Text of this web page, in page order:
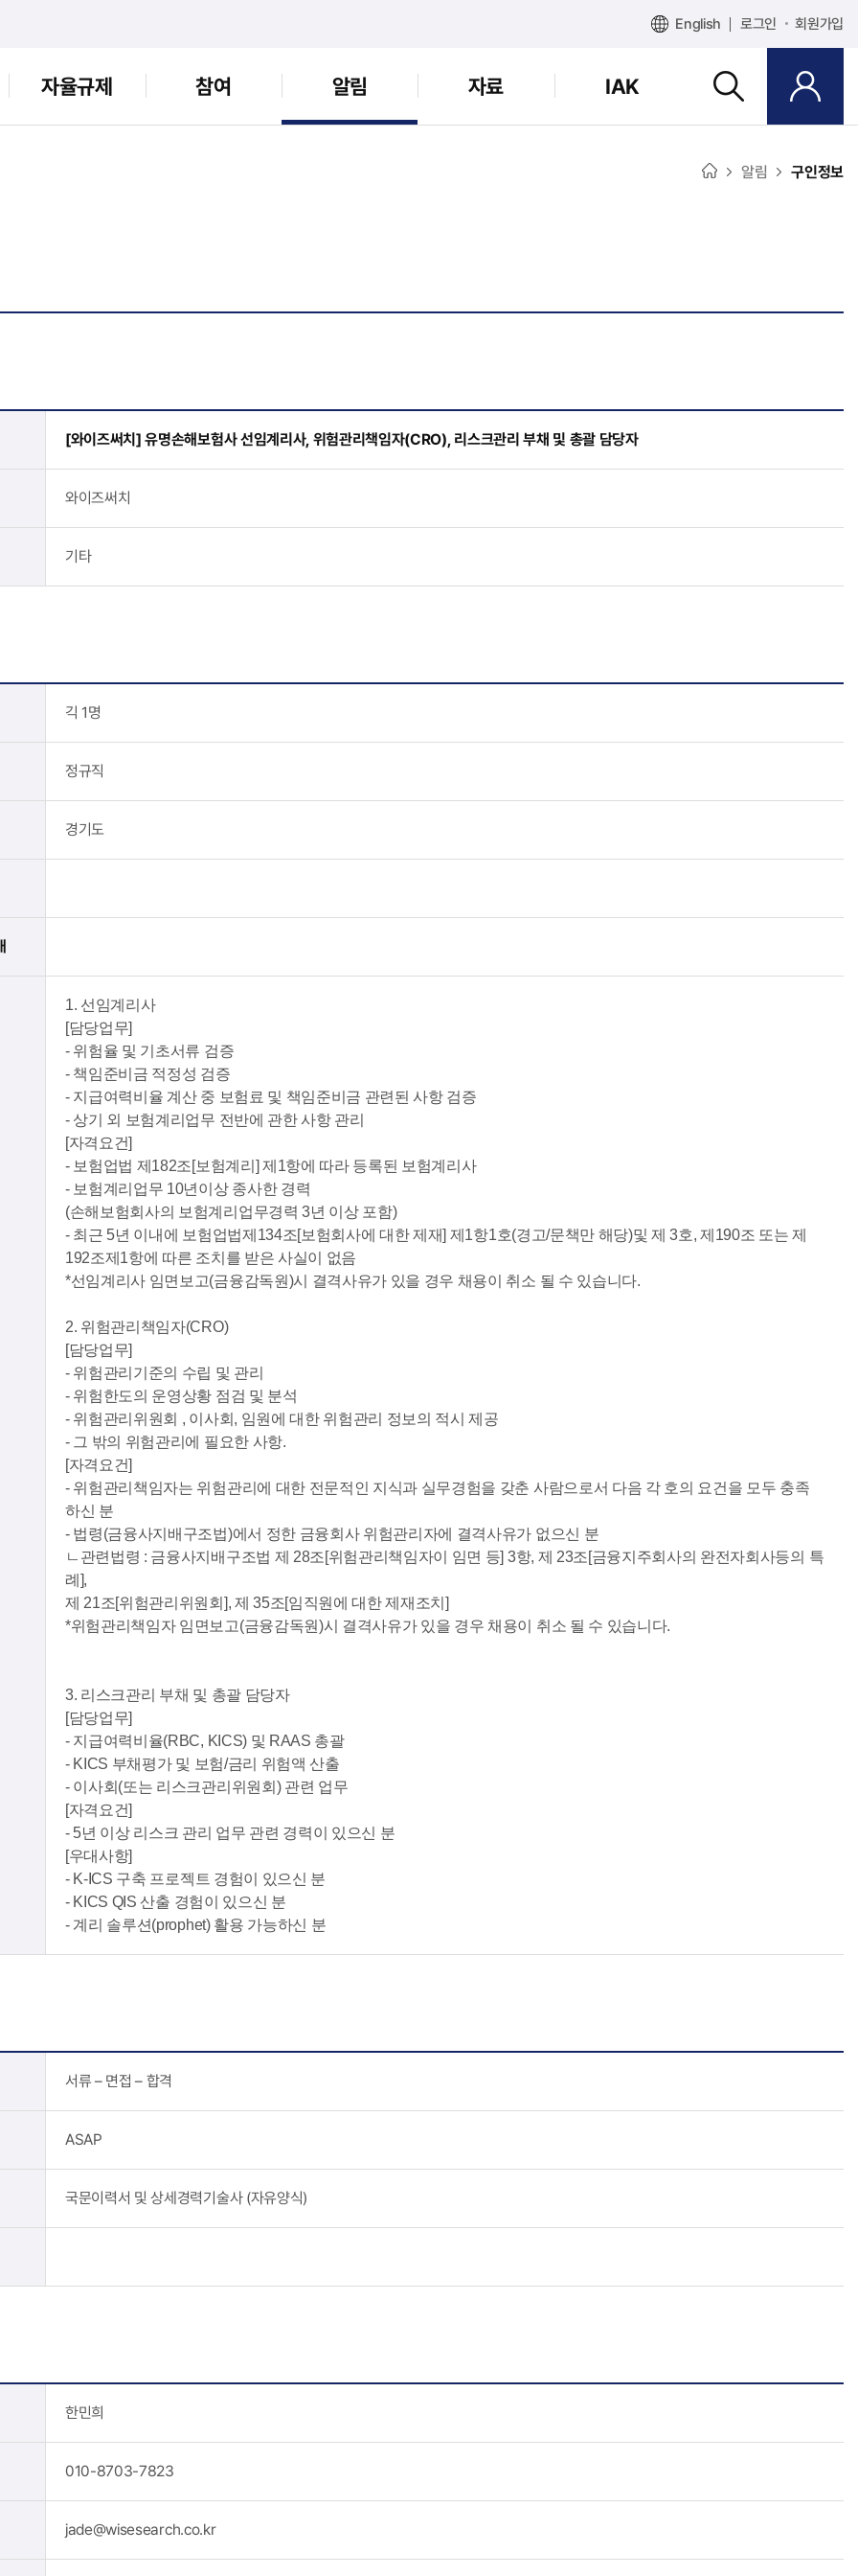
English 로그인 회원가입
자율규제 참여 알림 자료 IAK
알림 구인정보
[와이즈써치] 유명손해보험사 선임계리사, 위험관리책임자(CRO), 리스크관리 부채 및 총괄 담당자
와이즈써치
기타
긱 1명
정규직
경기도
1. 선임계리사
[담당업무]
- 위험율 및 기초서류 검증
- 책임준비금 적정성 검증
- 지급여력비율 계산 중 보험료 및 책임준비금 관련된 사항 검증
- 상기 외 보험계리업무 전반에 관한 사항 관리
[자격요건]
- 보험업법 제182조[보험계리] 제1항에 따라 등록된 보험계리사
- 보험계리업무 10년이상 종사한 경력
(손해보험회사의 보험계리업무경력 3년 이상 포함)
- 최근 5년 이내에 보험업법제134조[보험회사에 대한 제재] 제1항1호(경고/문책만 해당)및 제 3호, 제190조 또는 제
192조제1항에 따른 조치를 받은 사실이 없음
*선임계리사 임면보고(금융감독원)시 결격사유가 있을 경우 채용이 취소 될 수 있습니다.
2. 위험관리책임자(CRO)
[담당업무]
- 위험관리기준의 수립 및 관리
- 위험한도의 운영상황 점검 및 분석
- 위험관리위원회 , 이사회, 임원에 대한 위험관리 정보의 적시 제공
- 그 밖의 위험관리에 필요한 사항.
[자격요건]
- 위험관리책임자는 위험관리에 대한 전문적인 지식과 실무경험을 갖춘 사람으로서 다음 각 호의 요건을 모두 충족
하신 분
- 법령(금융사지배구조법)에서 정한 금융회사 위험관리자에 결격사유가 없으신 분
ㄴ관련법령 : 금융사지배구조법 제 28조[위험관리책임자이 임면 등] 3항, 제 23조[금융지주회사의 완전자회사등의 특
례],
제 21조[위험관리위원회], 제 35조[임직원에 대한 제재조치]
*위험관리책임자 임면보고(금융감독원)시 결격사유가 있을 경우 채용이 취소 될 수 있습니다.
3. 리스크관리 부채 및 총괄 담당자
[담당업무]
- 지급여력비율(RBC, KICS) 및 RAAS 총괄
- KICS 부채평가 및 보험/금리 위험액 산출
- 이사회(또는 리스크관리위원회) 관련 업무
[자격요건]
- 5년 이상 리스크 관리 업무 관련 경력이 있으신 분
[우대사항]
- K-ICS 구축 프로젝트 경험이 있으신 분
- KICS QIS 산출 경험이 있으신 분
- 계리 솔루션(prophet) 활용 가능하신 분
서류 – 면접 – 합격
ASAP
국문이력서 및 상세경력기술사 (자유양식)
한민희
010-8703-7823
jade@wisesearch.co.kr